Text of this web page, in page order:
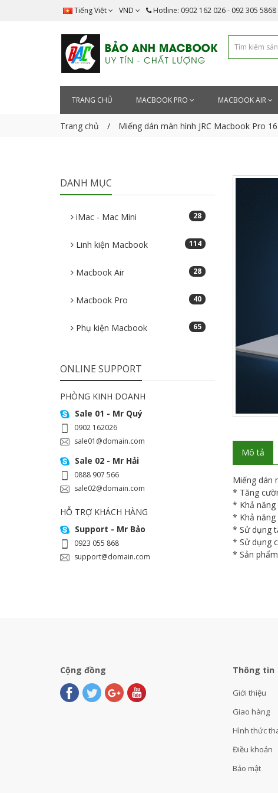
Tiếng Việt VND Hotline: 0902 162 026 - 092 305 5868
TRANG CHỦ MACBOOK PRO MACBOOK AIR
Trang chủ Miếng dán màn hình JRC Macbook Pro 16
DANH MỤC
iMac - Mac Mini 28
Linh kiện Macbook 114
Macbook Air 28
Macbook Pro 40
Phụ kiện Macbook 65
ONLINE SUPPORT
PHÒNG KINH DOANH
Sale 01 - Mr Quý
0902 162026
sale01@domain.com
Sale 02 - Mr Hải
0888 907 566
sale02@domain.com
HỖ TRỢ KHÁCH HÀNG
Support - Mr Bảo
0923 055 868
support@domain.com
Mô tả
Miếng dán
* Tăng
* Khả
* Khả
* Sử dụng
* Sử dụng
* Sản
Cộng đồng Thông tin
Giới thiệu
Giao hàng
Hình thức
Điều khoản
Bảo mật